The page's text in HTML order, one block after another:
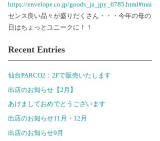
https://envelope.co.jp/goods_ja_jpy_6785.html#main
センス良い品々が盛りだくさん・・・今年の母の
日はちょっとユニークに！！
Recent Entries
仙台PARCO2：2Fで販売いたします
出店のお知らせ【2月】
あけましておめでとうございます
出店のお知らせ11月・12月
出店のお知らせ9月